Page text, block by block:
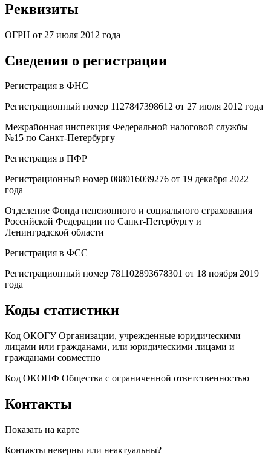
Реквизиты
ОГРН от 27 июля 2012 года
Сведения о регистрации
Регистрация в ФНС
Регистрационный номер 1127847398612 от 27 июля 2012 года
Межрайонная инспекция Федеральной налоговой службы
№15 по Санкт-Петербургу
Регистрация в ПФР
Регистрационный номер 088016039276 от 19 декабря 2022
года
Отделение Фонда пенсионного и социального страхования
Российской Федерации по Санкт-Петербургу и
Ленинградской области
Регистрация в ФСС
Регистрационный номер 781102893678301 от 18 ноября 2019
года
Коды статистики
Код ОКОГУ Организации, учрежденные юридическими
лицами или гражданами, или юридическими лицами и
гражданами совместно
Код ОКОПФ Общества с ограниченной ответственностью
Контакты
Показать на карте
Контакты неверны или неактуальны?